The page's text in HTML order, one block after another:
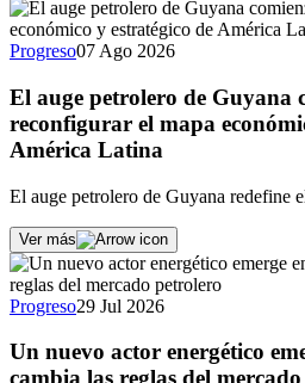
Progreso07 Ago 2026
El auge petrolero de Guyana
reconfigurar el mapa
América Latina
El auge petrolero de Guyana redefine
Ver más
Progreso29 Jul 2026
Un nuevo actor energético